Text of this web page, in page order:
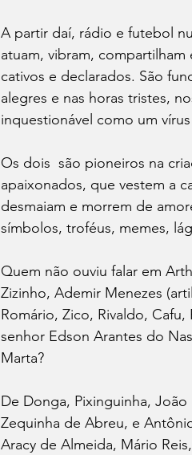
A partir daí, rádio e futebol
atuam, vibram,
cativos e declarados. São
alegres e nas horas tristes,
inquestionável como um
Os dois  são pioneiros na
apaixonados, que vestem a
desmaiam e morrem de
símbolos, troféus, memes,
Quem não ouviu falar em
Zizinho, Ademir Menezes
Romário, Zico, Rivaldo,
senhor Edson Arantes do
Marta?
De Donga, Pixinguinha,
Zequinha de Abreu, e
Aracy de Almeida, Mário